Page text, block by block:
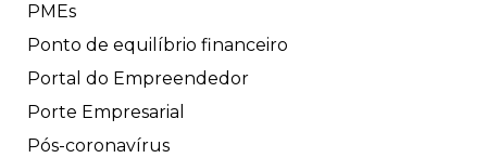
PMEs
Ponto de equilíbrio financeiro
Portal do Empreendedor
Porte Empresarial
Pós-coronavírus